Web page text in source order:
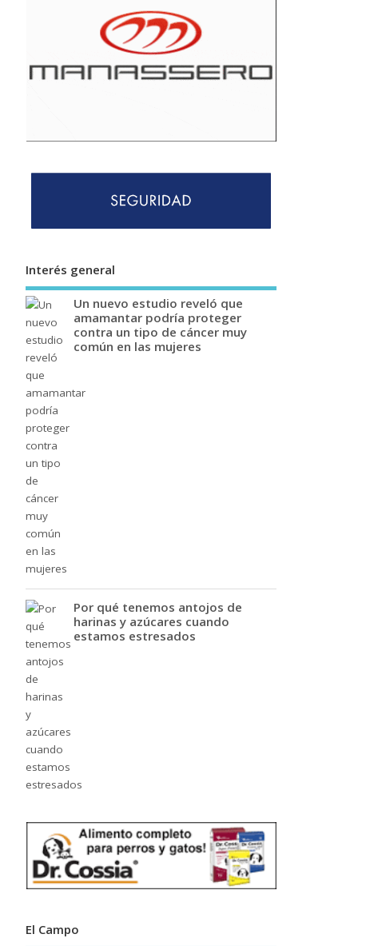
Interés general
Un nuevo estudio reveló que
amamantar podría proteger
contra un tipo de cáncer muy
común en las mujeres
Por qué tenemos antojos de
harinas y azúcares cuando
estamos estresados
El Campo